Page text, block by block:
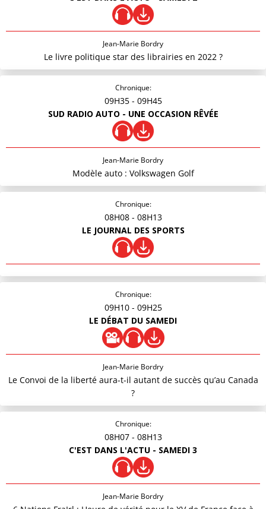
Jean-Marie Bordry
Le livre politique star des librairies en 2022 ?
Chronique:
09H35 - 09H45
SUD RADIO AUTO - UNE OCCASION RÊVÉE
Jean-Marie Bordry
Modèle auto : Volkswagen Golf
Chronique:
08H08 - 08H13
LE JOURNAL DES SPORTS
Chronique:
09H10 - 09H25
LE DÉBAT DU SAMEDI
Jean-Marie Bordry
Le Convoi de la liberté aura-t-il autant de succès qu’au Canada
?
Chronique:
08H07 - 08H13
C'EST DANS L'ACTU - SAMEDI 3
Jean-Marie Bordry